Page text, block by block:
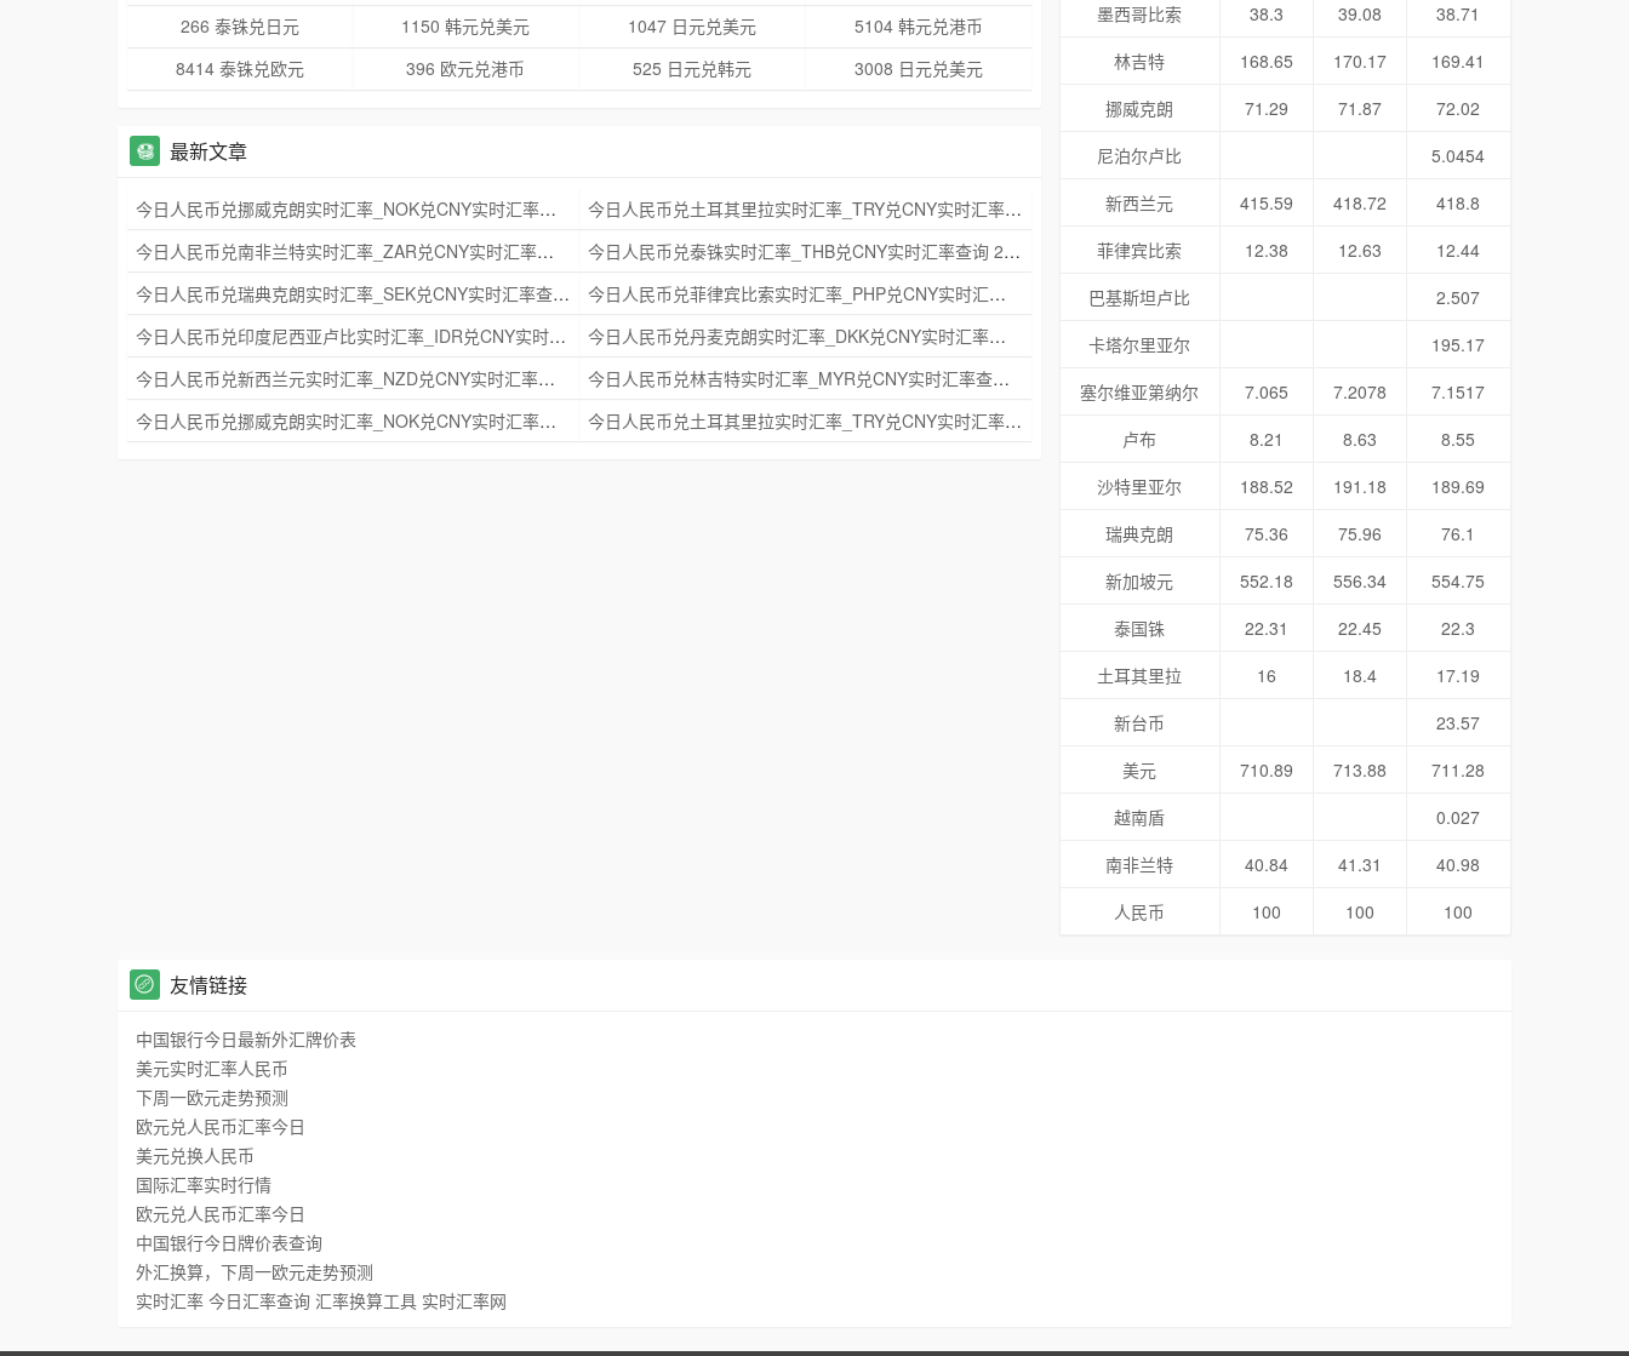
266 泰铢兑日元
1150 韩元兑美元 1047 日元兑美元
5104 韩元兑港币
8414 泰铢兑欧元
396 欧元兑港币 525 日元兑韩元 3008 日元兑美元
最新文章
今日人民币兑挪威克朗实时汇率_NOK兑CNY实时汇率查询 2025年09月21日
今日人民币兑土耳其里拉实时汇率_TRY兑CNY实时汇率查询 2025年09月21日
今日人民币兑南非兰特实时汇率_ZAR兑CNY实时汇率查询 2025年09月21日
今日人民币兑泰铢实时汇率_THB兑CNY实时汇率查询 2025年09月21日
今日人民币兑瑞典克朗实时汇率_SEK兑CNY实时汇率查询 2025年09月21日
今日人民币兑菲律宾比索实时汇率_PHP兑CNY实时汇率查询 2025年09月21日
今日人民币兑印度尼西亚卢比实时汇率_IDR兑CNY实时汇率查询 2025年09月21日
今日人民币兑丹麦克朗实时汇率_DKK兑CNY实时汇率查询 2025年09月21日
今日人民币兑新西兰元实时汇率_NZD兑CNY实时汇率查询 2025年09月21日
今日人民币兑林吉特实时汇率_MYR兑CNY实时汇率查询 2025年09月21日
今日人民币兑挪威克朗实时汇率_NOK兑CNY实时汇率查询 2025年09月21日
今日人民币兑土耳其里拉实时汇率_TRY兑CNY实时汇率查询 2025年09月21日
墨西哥比索
38.3 39.08
38.71
林吉特
168.65 170.17
169.41
挪威克朗
71.29 71.87
72.02
尼泊尔卢比
5.0454
新西兰元
415.59 418.72
418.8
菲律宾比索
12.38 12.63
12.44
巴基斯坦卢比
2.507
卡塔尔里亚尔
195.17
塞尔维亚第纳尔
7.065 7.2078
7.1517
卢布
8.21 8.63
8.55
沙特里亚尔
188.52 191.18
189.69
瑞典克朗
75.36 75.96
76.1
新加坡元
552.18 556.34
554.75
泰国铢
22.31 22.45
22.3
土耳其里拉
16 18.4
17.19
新台币
23.57
美元
710.89 713.88
711.28
越南盾
0.027
南非兰特
40.84 41.31
40.98
人民币
100 100 100
友情链接
中国银行今日最新外汇牌价表
美元实时汇率人民币
下周一欧元走势预测
欧元兑人民币汇率今日
美元兑换人民币
国际汇率实时行情
欧元兑人民币汇率今日
中国银行今日牌价表查询
外汇换算，下周一欧元走势预测
实时汇率 今日汇率查询 汇率换算工具 实时汇率网